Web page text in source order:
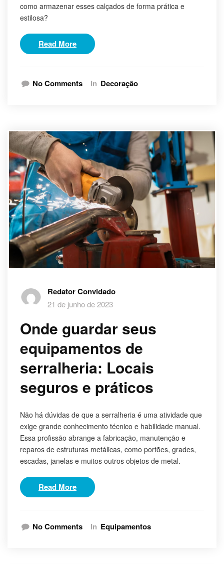
como armazenar esses calçados de forma prática e
estilosa?
Read More
No Comments In Decoração
Redator Convidado
21 de junho de 2023
Onde guardar seus
equipamentos de
serralheria: Locais
seguros e práticos
Não há dúvidas de que a serralheria é uma atividade que
exige grande conhecimento técnico e habilidade manual.
Essa profissão abrange a fabricação, manutenção e
reparos de estruturas metálicas, como portões, grades,
escadas, janelas e muitos outros objetos de metal.
Read More
No Comments In Equipamentos